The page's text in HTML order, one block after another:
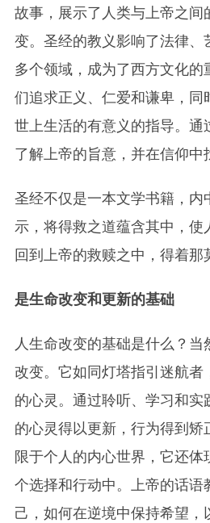
故事，展示了人类与上帝之间
变。圣经的教义影响了法律、
多个领域，成为了西方文化的
们追求正义、仁爱和谦卑，同
世上生活的有意义的指导。通
了解上帝的旨意，并在信仰中
圣经不仅是一本文学书籍，内
示，将得救之道蕴含其中，使
回到上帝的救赎之中，得着那
是生命改变和更新的基础
人生命改变的基础是什么？
改变。它如同灯塔指引迷航者
的心灵。通过聆听、学习和实
的心灵得以更新，行为得到矫
限于个人的内心世界，它还体
个选择和行动中。上帝的话语
己，如何在逆境中保持希望，